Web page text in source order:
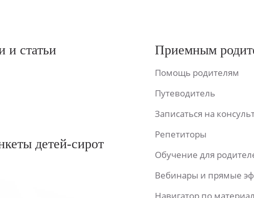
и статьи
детей-сирот
Приемным
Помощь родителям
Путеводитель
Записаться на
Репетиторы
Обучение для
Вебинары и прямые